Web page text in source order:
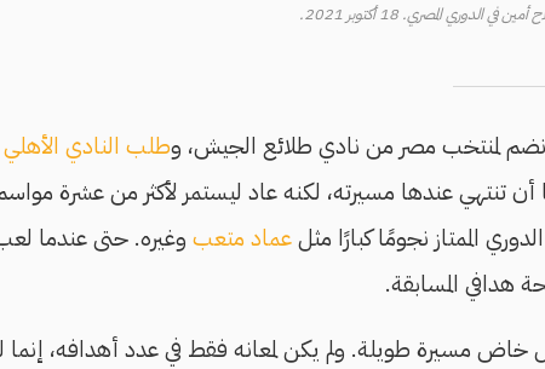
المصري. 18 أكتوبر 2021.
لمنتخب مصر من نادي طلائع الجيش، وطلب النادي الأهلي
أن تنتهي عندها مسيرته، لكنه عاد ليستمر لأكثر من عشرة
الممتاز نجومًا كبارًا مثلعماد متعبوغيره. حتى عندما
هدافي المسابقة.
خاض مسيرة طويلة. ولم يكن لمعانه فقط في عدد أهدافه، إنما